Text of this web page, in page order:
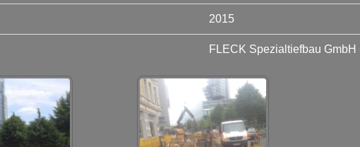
2015
FLECK Spezialtiefbau